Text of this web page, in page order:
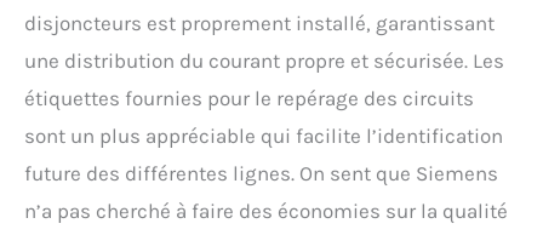
disjoncteurs est proprement installé, garantissant
une distribution du courant propre et sécurisée. Les
étiquettes fournies pour le repérage des circuits
sont un plus appréciable qui facilite l’identification
future des différentes lignes. On sent que Siemens
n’a pas cherché à faire des économies sur la qualité